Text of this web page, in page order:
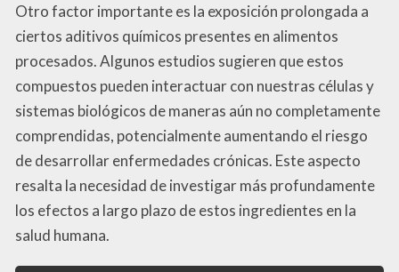
Otro factor importante es la exposición prolongada a
ciertos aditivos químicos presentes en alimentos
procesados. Algunos estudios sugieren que estos
compuestos pueden interactuar con nuestras células y
sistemas biológicos de maneras aún no completamente
comprendidas, potencialmente aumentando el riesgo
de desarrollar enfermedades crónicas. Este aspecto
resalta la necesidad de investigar más profundamente
los efectos a largo plazo de estos ingredientes en la
salud humana.